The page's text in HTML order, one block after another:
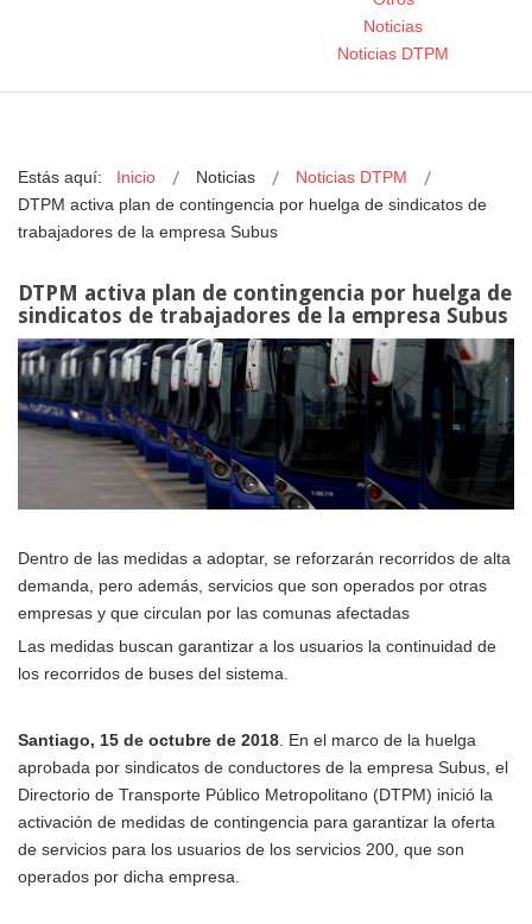
Noticias
Noticias DTPM
Estás aquí: Inicio Noticias
Noticias DTPM
DTPM activa plan de contingencia por huelga de sindicatos de
trabajadores de la empresa Subus
DTPM activa plan de contingencia por huelga de
sindicatos de trabajadores de la empresa Subus
Dentro de las medidas a adoptar, se reforzarán recorridos de alta
demanda, pero además, servicios que son operados por otras
empresas y que circulan por las comunas afectadas
Las medidas buscan garantizar a los usuarios la continuidad de
los recorridos de buses del sistema.
Santiago, 15 de octubre de 2018 . En el marco de la huelga
aprobada por sindicatos de conductores de la empresa Subus, el
Directorio de Transporte Público Metropolitano (DTPM) inició la
activación de medidas de contingencia para garantizar la oferta
de servicios para los usuarios de los servicios 200, que son
operados por dicha empresa.